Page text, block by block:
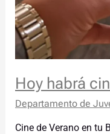
Hoy habrá
Departamento de
Cine de Verano en tu